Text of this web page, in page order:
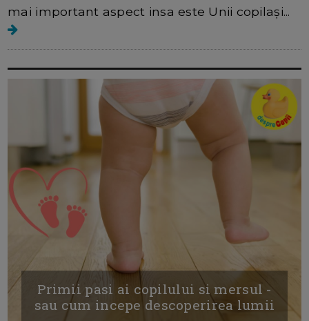
mai important aspect insa este Unii copilași...
Primii pasi ai copilului si mersul -
sau cum incepe descoperirea lumii